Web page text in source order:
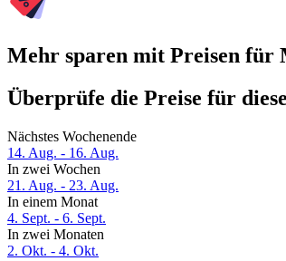
Mehr sparen mit Preisen für
Überprüfe die Preise für
Nächstes Wochenende
14. Aug. - 16. Aug.
In zwei Wochen
21. Aug. - 23. Aug.
In einem Monat
4. Sept. - 6. Sept.
In zwei Monaten
2. Okt. - 4. Okt.